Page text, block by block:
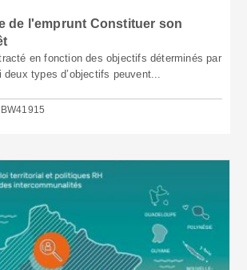
de l'emprunt Constituer son
en fonction des objectifs déterminés par
deux types d’objectifs peuvent...